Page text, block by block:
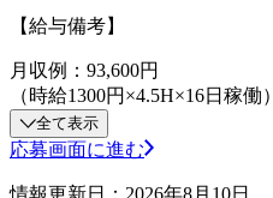
【給与備考】
月収例：93,600円
（時給1300円×4.5H×16日稼働）
全て表示
応募画面に進む
情報更新日：2026年8月10日